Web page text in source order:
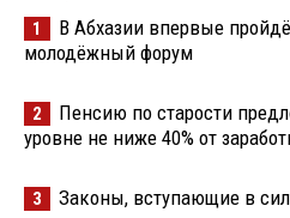
1
В Абхазии впервые
молодёжный форум
2
Пенсию по старости
уровне не ниже 40% от
3 Законы, вступающие в